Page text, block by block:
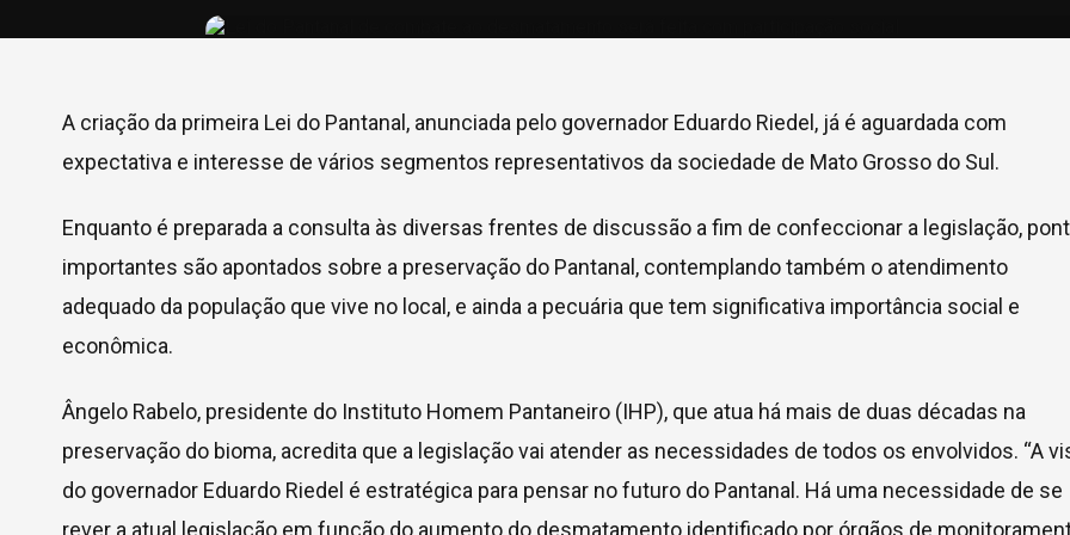
A criação da primeira Lei do Pantanal, anunciada pelo governador Eduardo Riedel, já é aguardada com
expectativa e interesse de vários segmentos representativos da sociedade de Mato Grosso do Sul.
Enquanto é preparada a consulta às diversas frentes de discussão a fim de confeccionar a legislação,
importantes são apontados sobre a preservação do Pantanal, contemplando também o atendimento
adequado da população que vive no local, e ainda a pecuária que tem significativa importância social e
econômica.
Ângelo Rabelo, presidente do Instituto Homem Pantaneiro (IHP), que atua há mais de duas décadas na
preservação do bioma, acredita que a legislação vai atender as necessidades de todos os envolvidos. “A
do governador Eduardo Riedel é estratégica para pensar no futuro do Pantanal. Há uma necessidade de se
rever a atual legislação em função do aumento do desmatamento identificado por órgãos de